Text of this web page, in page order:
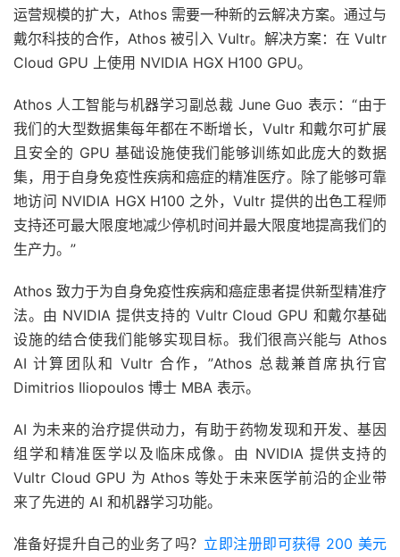
运营规模的扩大，Athos 需要一种新的云解决方案。通过与
戴尔科技的合作，Athos 被引入 Vultr。解决方案：在 Vultr
Cloud GPU 上使用 NVIDIA HGX H100 GPU。
Athos 人工智能与机器学习副总裁 June Guo 表示：“由于
我们的大型数据集每年都在不断增长，Vultr 和戴尔可扩展
且安全的 GPU 基础设施使我们能够训练如此庞大的数据
集，用于自身免疫性疾病和癌症的精准医疗。除了能够可靠
地访问 NVIDIA HGX H100 之外，Vultr 提供的出色工程师
支持还可最大限度地减少停机时间并最大限度地提高我们的
生产力。”
Athos 致力于为自身免疫性疾病和癌症患者提供新型精准疗
法。由 NVIDIA 提供支持的 Vultr Cloud GPU 和戴尔基础
设施的结合使我们能够实现目标。我们很高兴能与 Athos
AI 计算团队和 Vultr 合作，”Athos 总裁兼首席执行官
Dimitrios Iliopoulos 博士 MBA 表示。
AI 为未来的治疗提供动力，有助于药物发现和开发、基因
组学和精准医学以及临床成像。由 NVIDIA 提供支持的
Vultr Cloud GPU 为 Athos 等处于未来医学前沿的企业带
来了先进的 AI 和机器学习功能。
准备好提升自己的业务了吗？ 立即注册即可获得 200 美元